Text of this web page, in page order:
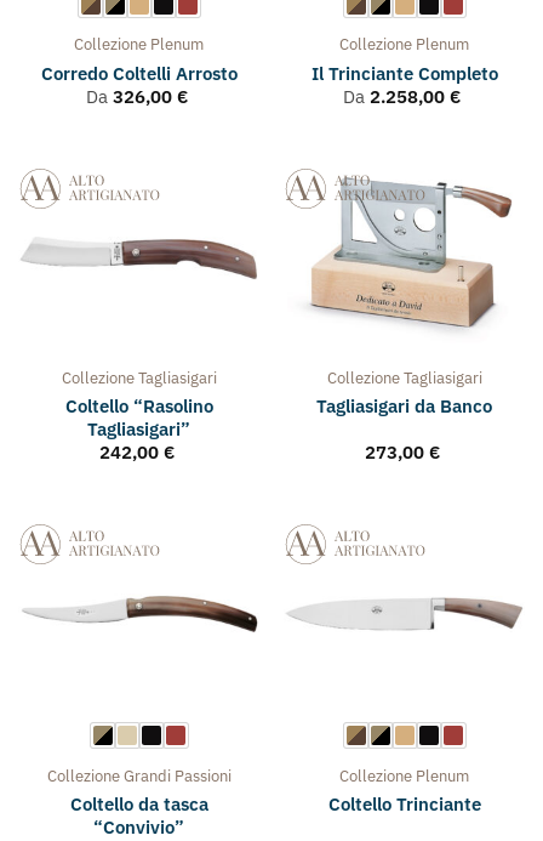
CollezionePlenum
Corredo Coltelli Arrosto
Da 326,00 €
CollezionePlenum
Il Trinciante Completo
Da2.258,00€
Coltello “Rasolino
Tagliasigari”
242,00€
Tagliasigari da Banco
273,00
CollezioneGrandi Passioni
Coltello da tasca
“Convivio”
Da126,00€
CollezionePlenum
Coltello Trinciante